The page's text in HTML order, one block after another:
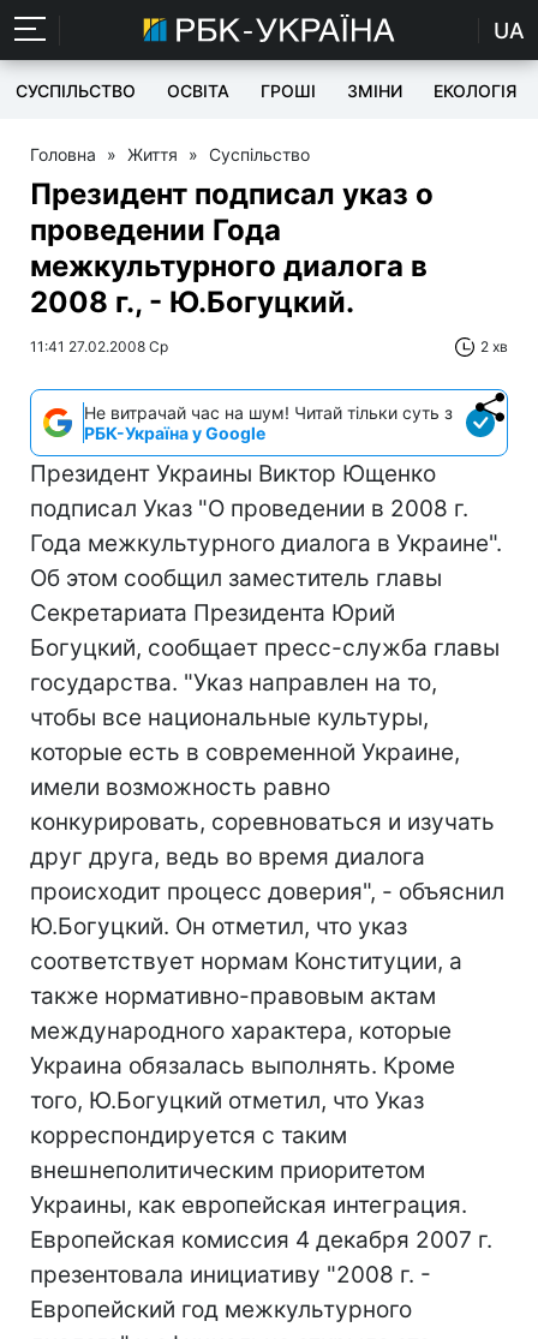
UA
СУСПІЛЬСТВО ОСВІТА ГРОШІ ЗМІНИ ЕКОЛОГІЯ
Головна » Життя » Суспільство
Президент подписал указ о
проведении Года
межкультурного диалога в
2008 г., - Ю.Богуцкий.
11:41 27.02.2008 Ср 2 хв
Не витрачай час на шум! Читай тільки суть з
РБК-Україна у Google
Президент Украины Виктор Ющенко
подписал Указ "О проведении в 2008 г.
Года межкультурного диалога в Украине".
Об этом сообщил заместитель главы
Секретариата Президента Юрий
Богуцкий, сообщает пресс-служба главы
государства. "Указ направлен на то,
чтобы все национальные культуры,
которые есть в современной Украине,
имели возможность равно
конкурировать, соревноваться и изучать
друг друга, ведь во время диалога
происходит процесс доверия", - объяснил
Ю.Богуцкий. Он отметил, что указ
соответствует нормам Конституции, а
также нормативно-правовым актам
международного характера, которые
Украина обязалась выполнять. Кроме
того, Ю.Богуцкий отметил, что Указ
корреспондируется с таким
внешнеполитическим приоритетом
Украины, как европейская интеграция.
Европейская комиссия 4 декабря 2007 г.
презентовала инициативу "2008 г. -
Европейский год межкультурного